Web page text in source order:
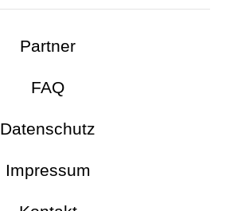
Partner
FAQ
Datenschutz
Impressum